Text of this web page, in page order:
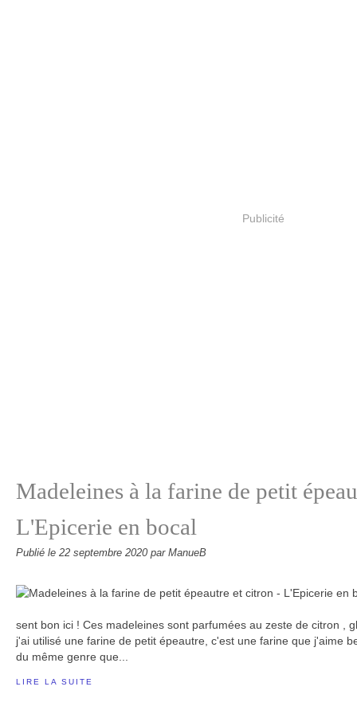
Publicité
Madeleines à la farine de petit
L'Epicerie en bocal
Publié le 22 septembre 2020 par ManueB
sent bon ici ! Ces madeleines sont parfumées au zeste de citron ,
j'ai utilisé une farine de petit épeautre, c'est une farine que j'aime
du même genre que...
LIRE LA SUITE